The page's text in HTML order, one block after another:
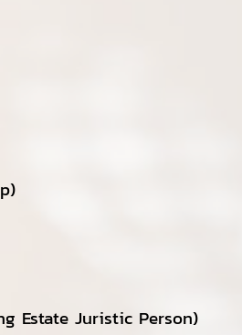
Estate Juristic Person)